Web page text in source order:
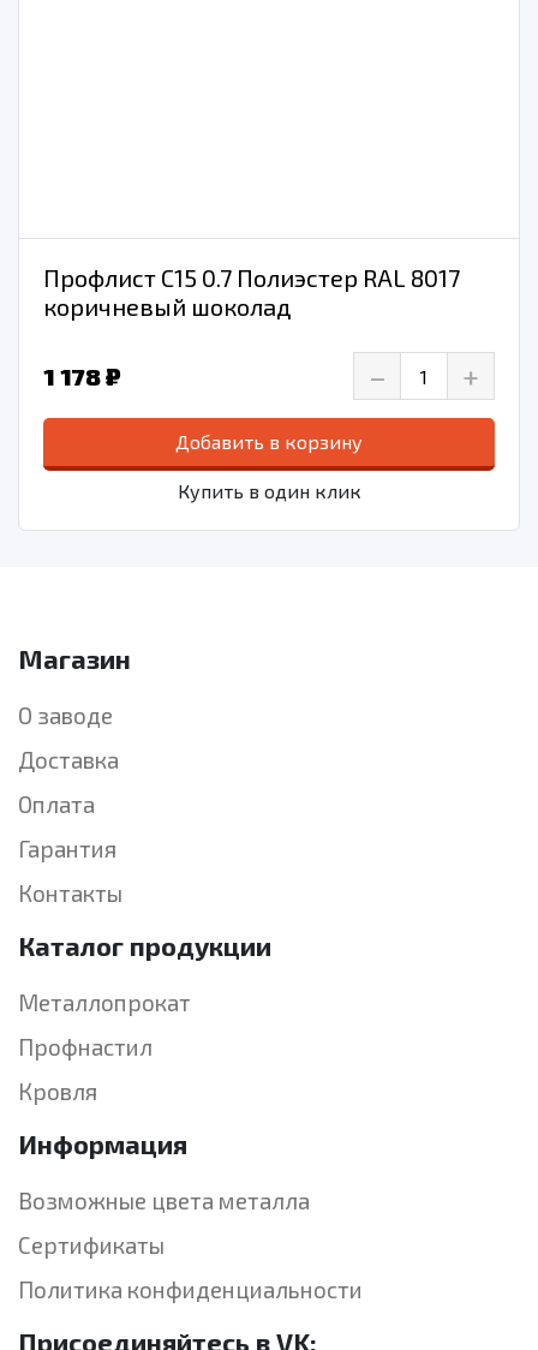
Профлист С15 0.7 Полиэстер RAL 8017
коричневый шоколад
1 178 ₽ – +
Добавить в корзину
Купить в один клик
Магазин
О заводе
Доставка
Оплата
Гарантия
Контакты
Каталог продукции
Металлопрокат
Профнастил
Кровля
Информация
Возможные цвета металла
Сертификаты
Политика конфиденциальности
Присоединяйтесь в VK: